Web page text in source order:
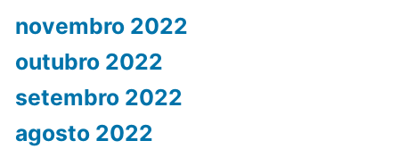
novembro 2022
outubro 2022
setembro 2022
agosto 2022